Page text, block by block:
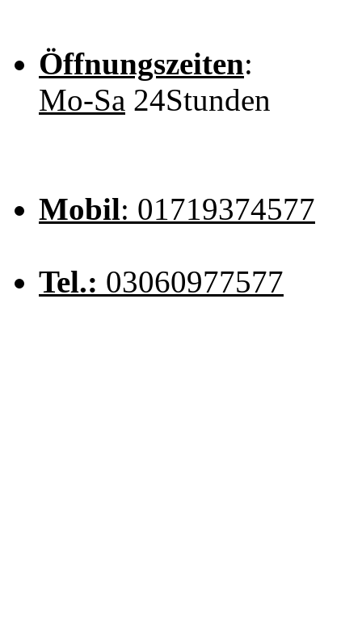
Öffnungszeiten:
Mo-Sa 24Stunden
Mobil: 01719374577
Tel.: 03060977577